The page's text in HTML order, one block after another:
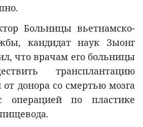
Больницы вьетнамско-
кандидат наук Зыонг
что врачам его больницы
трансплантацию
от донора со смертью мозга
операцией по пластике